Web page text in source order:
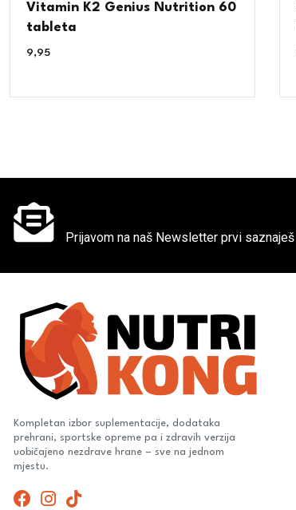
Vitamin K2 Genius Nutrition 60
tableta
9,95
Prijavom na naš Newsletter prvi
Kompletan izbor suplementacije, dodataka
prehrani, sportske opreme pa i zdravih verzija
uobičajeno nezdrave hrane – sve na jednom
mjestu.